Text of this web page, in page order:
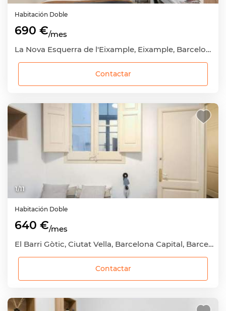
Habitación Doble
690 €/mes
La Nova Esquerra de l'Eixample, Eixample, Barcelona Capital, Barcelona
Contactar
1/11
Habitación Doble
640 €/mes
El Barri Gòtic, Ciutat Vella, Barcelona Capital, Barcelona
Contactar